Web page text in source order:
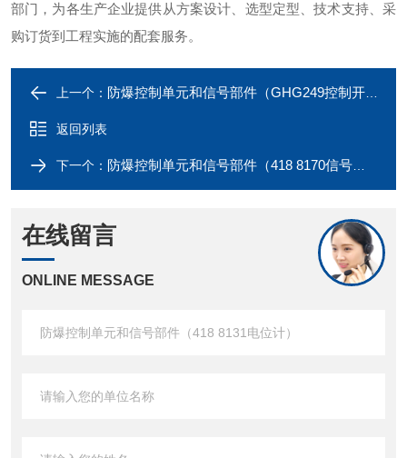
部门，为各生产企业提供从方案设计、选型定型、技术支持、采
购订货到工程实施的配套服务。
上一个： 防爆控制单元和信号部件（GHG249控制开关）
返回列表
下一个： 防爆控制单元和信号部件（418 8170信号灯）
在线留言
ONLINE MESSAGE